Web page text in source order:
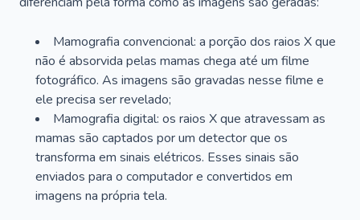
Mamografia convencional: a porção dos raios X que
não é absorvida pelas mamas chega até um filme
fotográfico. As imagens são gravadas nesse filme e
ele precisa ser revelado;
Mamografia digital: os raios X que atravessam as
mamas são captados por um detector que os
transforma em sinais elétricos. Esses sinais são
enviados para o computador e convertidos em
imagens na própria tela.